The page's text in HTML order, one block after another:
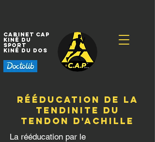
Cabinet CAP
Kiné du
sport
Kiné du dos
Rééducation de la
tendinite du
tendon d'achille
La rééducation par le